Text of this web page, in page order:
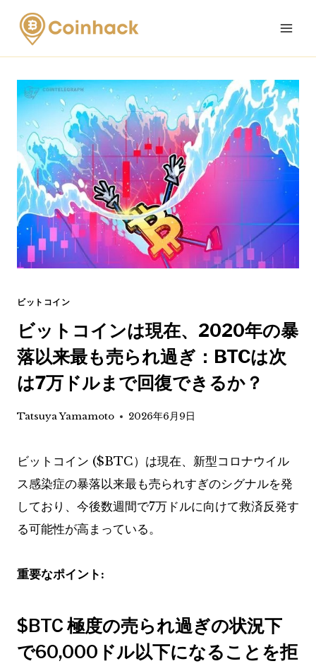
Skip
content
ビットコイン
ビットコインは現在、2020年の暴
落以来最も売られ過ぎ：BTCは次
は7万ドルまで回復できるか？
Tatsuya Yamamoto 2026年6月9日
ビットコイン ($BTC）は現在、新型コロナウイル
ス感染症の暴落以来最も売られすぎのシグナルを発
しており、今後数週間で7万ドルに向けて救済反発す
る可能性が高まっている。
重要なポイント:
$BTC 極度の売られ過ぎの状況下
で60,000ドル以下になることを拒